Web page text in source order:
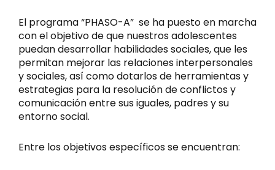
El programa “PHASO-A” se ha puesto en marcha
con el objetivo de que nuestros adolescentes
puedan desarrollar habilidades sociales, que les
permitan mejorar las relaciones interpersonales
y sociales, así como dotarlos de herramientas y
estrategias para la resolución de conflictos y
comunicación entre sus iguales, padres y su
entorno social.
Entre los objetivos específicos se encuentran: